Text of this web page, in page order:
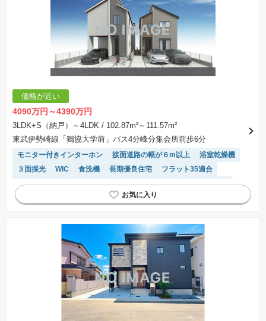
価格が近い
4090万円～4390万円
3LDK+S（納戸）～4LDK / 102.87m²～111.57m²
東武伊勢崎線「獨協大学前」バス4分峰分集会所前歩6分
モニター付きインターホン 接面道路の幅が６m以上
浴室乾燥機
３面採光
WIC 食洗機 長期優良住宅
フラット35適合
トイレ2個以上
陽当り良好 システムキッチン
閑静な住宅地
対面キッチン
温水洗浄便座